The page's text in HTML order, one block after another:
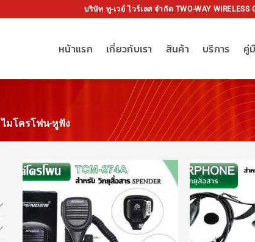
บริษัท ทู-เวย์ ไวร์เลส จำกัด TWO-WAY WIRELESS
หน้าแรก เกี่ยวกับเรา สินค้า บริการ คู่
ไมโครโฟน-หูฟัง